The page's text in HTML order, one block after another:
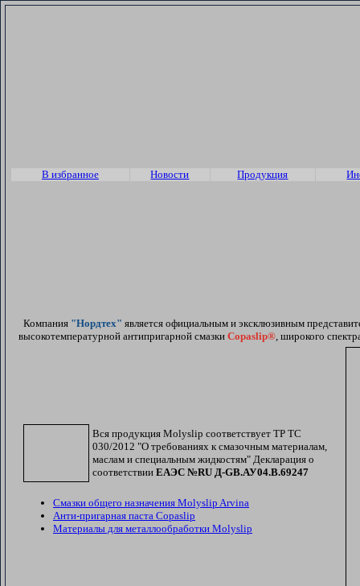
В избранное Новости Продукция
Компания "Нордтех" является официальным и эксклюзивным
высокотемпературной антипригарной смазки Copaslip®, широкого
Вся продукция Molyslip соответствует ТР ТС
030/2012 "О требованиях к смазочным материалам,
маслам и специальным жидкостям" Декларация о
соответствии ЕАЭС №RU Д-GB.АУ04.В.69247
Смазки общего назначения Molyslip Arvina
Анти-пригарная паста Copaslip
Материалы для металлообработки Molyslip